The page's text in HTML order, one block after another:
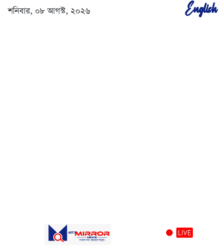
শনিবার, ০৮ আগস্ট, ২০২৬ English